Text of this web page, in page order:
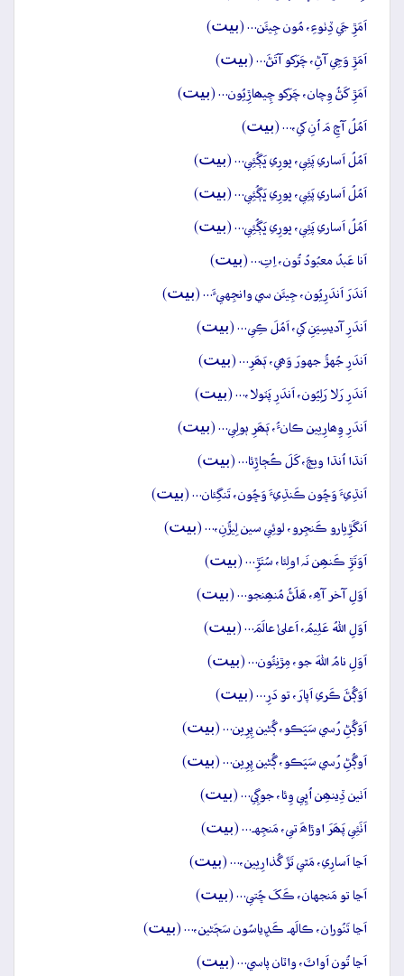
اَمَڙِ جَي ڏِٺوءِ، مُون جِيئَن… (بيت)
اَمَڙِ وَڃِي آڻِ، چَرَکو آتَڻَ… (بيت)
اَمَڙِ کَڻُ وِچان، چَرَکو چِيھاڙِيُون… (بيت)
اَمُلُ آڇِ مَ اُنِ کي،… (بيت)
اَمُلُ اَساري پَئِي، ڀورِي ڀَڳُئِي… (بيت)
اَمُلُ اَساري پَئِي، ڀورِي ڀَڳُئِي… (بيت)
اَمُلُ اَساري پَئِي، ڀورِي ڀَڳُئِي… (بيت)
اَنا عَبدُ معبُودُ تُون، اِتِ… (بيت)
اَندَرَ اَندَرِيُون، جِيئَن سي وانجِهيءَ… (بيت)
اَندَرِ آديسِيَنِ کي، اَمُلَ ڪِي… (بيت)
اَندَرِ جُهڙُ جهورَ وَھي، ٻَھَرِ… (بيت)
اَندَرِ رَلا رَلِيُون، اَندَرِ پَٽولا،… (بيت)
اَندَرِ وِھارِيين ڪانءُ، ٻَھَرِ ٻولِي… (بيت)
اَنڌا اُنڌا ويڄَ، کَلَ ڪُڄاڙِئا… (بيت)
اَنڌِيءَ وَڇُون ڪَنڌِيءَ وَڇُون، تَنگِئان… (بيت)
اَنگَڙِيارو ڪَنجِرو، لوئِي سين لِيڙُنِ،… (بيت)
اَوَتَڙِ ڪَنھِن نَہ اولِئا، سُتَڙِ… (بيت)
اَوَلِ آخر آھِ، ھَلَڻُ مُنھِنجو… (بيت)
اَوَلِ اللهُ عَلِيمُ، اَعلیٰ عالَمَ… (بيت)
اَوَلِ نامُ اللهَ جو، مِڙنِئُون… (بيت)
اَوَڳُڻَ ڪَري اَپارَ، تو دَرِ… (بيت)
اَوَڳُڻِ رُسي سَڀَڪو، ڳُڻين پِرِين… (بيت)
اَوڳُڻِ رُسي سَڀَڪو، ڳُڻين پِرِين… (بيت)
اَٺين ڏِينھِن اُڀِي وِئا، جوڳِي… (بيت)
اَٺَئِي پَھَرَ اوڙاھَ تي، مَنجِهہ… (بيت)
اَڃا اَسارِي، مَٿي تَڙَ گُذارِيين،… (بيت)
اَڃا تو مَنجهان، ڪَکَ ڇُتي… (بيت)
اَڃا تَنُوران، ڪالَهہ ڪَڍِياسُون سَڄَڻين،… (بيت)
اَڃا تُون اَواٽَ، واٽان پاسي… (بيت)